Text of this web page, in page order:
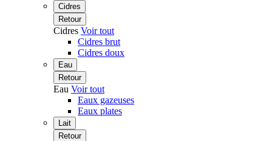
Cidres
Retour
Cidres Voir tout
Cidres brut
Cidres doux
Eau
Retour
Eau Voir tout
Eaux gazeuses
Eaux plates
Lait
Retour